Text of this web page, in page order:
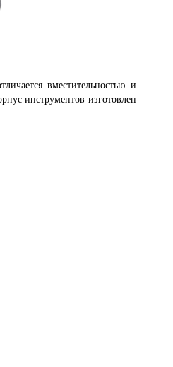
вместительностью и
инструментов изготовлен